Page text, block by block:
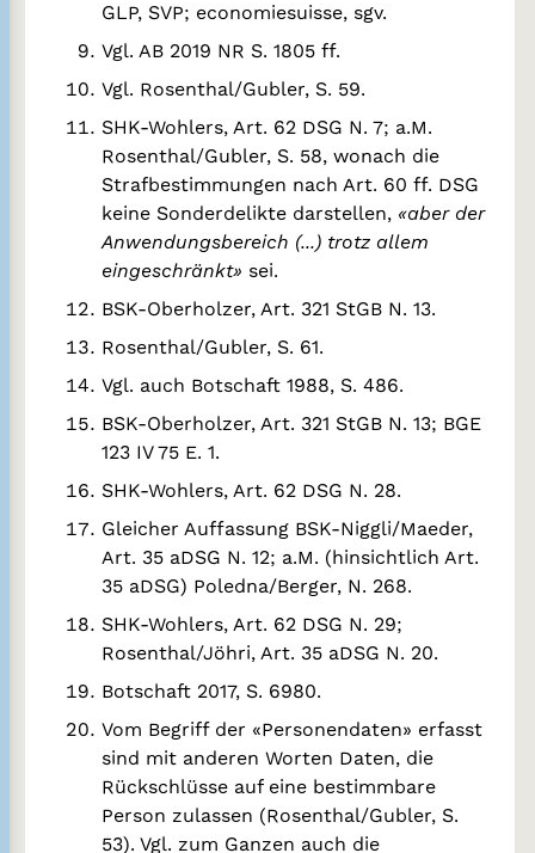
GLP, SVP; economiesuisse, sgv.
Vgl. AB 2019 NR S. 1805 ff.
Vgl. Rosenthal/Gubler, S. 59.
SHK-Wohlers, Art. 62 DSG N. 7; a.M.
Rosenthal/Gubler, S. 58, wonach die
Strafbestimmungen nach Art. 60 ff. DSG
keine Sonderdelikte darstellen, «aber der
Anwendungsbereich (...) trotz allem
eingeschränkt» sei.
BSK-Oberholzer, Art. 321 StGB N. 13.
Rosenthal/Gubler, S. 61.
Vgl. auch Botschaft 1988, S. 486.
BSK-Oberholzer, Art. 321 StGB N. 13; BGE
123 IV 75 E. 1.
SHK-Wohlers, Art. 62 DSG N. 28.
Gleicher Auffassung BSK-Niggli/Maeder,
Art. 35 aDSG N. 12; a.M. (hinsichtlich Art.
35 aDSG) Poledna/Berger, N. 268.
SHK-Wohlers, Art. 62 DSG N. 29;
Rosenthal/Jöhri, Art. 35 aDSG N. 20.
Botschaft 2017, S. 6980.
Vom Begriff der «Personendaten» erfasst
sind mit anderen Worten Daten, die
Rückschlüsse auf eine bestimmbare
Person zulassen (Rosenthal/Gubler, S.
53). Vgl. zum Ganzen auch die